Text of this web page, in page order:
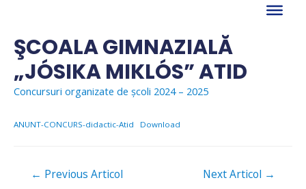
content
ŞCOALA GIMNAZIALĂ
„JÓSIKA MIKLÓS” ATID
Concursuri organizate de școli 2024 – 2025
ANUNT-CONCURS-didactic-Atid Download
Navigare
← Previous Articol Next Articol →